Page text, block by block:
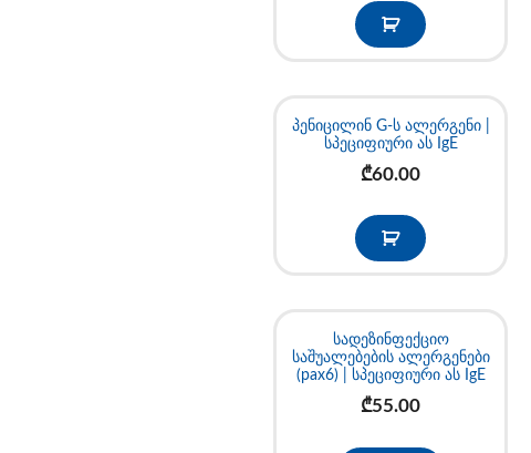
პენიცილინ G-ს ალერგენი |
სპეციფიური ას IgE
₾60.00
სადეზინფექციო
საშუალებების ალერგენები
(pax6) | სპეციფიური ას IgE
₾55.00